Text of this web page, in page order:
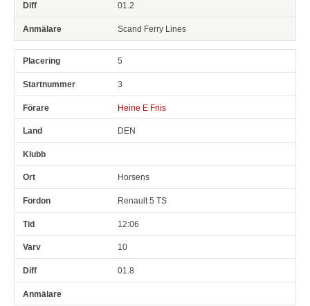
01.2
Scand Ferry Lines
5
3
Heine E Friis
DEN
Horsens
Renault 5 TS
12:06
10
01.8